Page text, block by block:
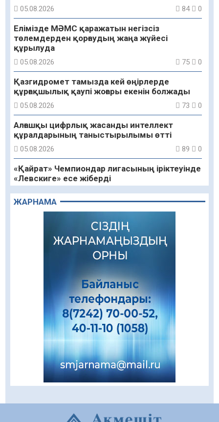
05.08.2026 84 0
Елімізде МӘМС қаражатын негізсіз
төлемдерден қорғаудың жаңа жүйесі
құрылуда
05.08.2026 75 0
Қазгидромет тамызда кей өңірлерде
құрғақшылық қаупі жоғары екенін болжады
05.08.2026 73 0
Алғашқы цифрлық жасанды интеллект
құралдарының таныстырылымы өтті
05.08.2026 89 0
«Қайрат» Чемпиондар лигасының іріктеуінде
«Левскиге» есе жіберді
05.08.2026 74 0
«Ұлттық нақыш – заманауи панно» атты
шеберлік сағаты өтті
05.08.2026
Цифрландыру саласын дамыту аясында
салынатын жаңа орталықтың жобасы
Құқықтық статистика және арнайы есепке
алу жөніндегі комитеттің Қызылорда
облысы бойынша департаментінің басшысы
тағайындалды
04.08.2026
Қазақстандықтардың 72,3%-ы жаңа
Құрылтай үшін дауыс беруге дайын
04.08.2026 67 0
Мектептен – Ұлттық ұлан сапына
ЖАРНАМА